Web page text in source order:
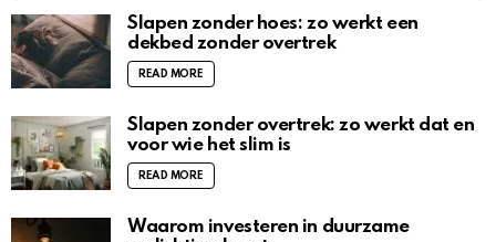
Slapen zonder hoes: zo werkt een
dekbed zonder overtrek
READ MORE
Slapen zonder overtrek: zo werkt dat en
voor wie het slim is
READ MORE
Waarom investeren in duurzame